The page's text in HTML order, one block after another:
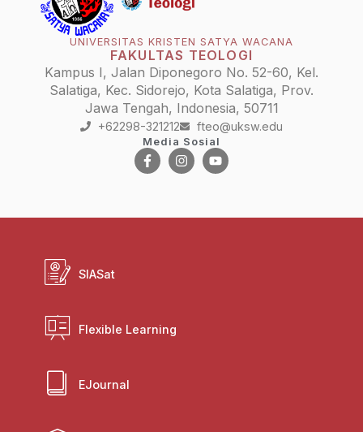
UNIVERSITAS KRISTEN SATYA WACANA
FAKULTAS TEOLOGI
Kampus I, Jalan Diponegoro No. 52-60, Kel.
Salatiga, Kec. Sidorejo, Kota Salatiga, Prov.
Jawa Tengah, Indonesia, 50711
+62298-321212 fteo@uksw.edu
Media Sosial
SIASat
Flexible Learning
EJournal